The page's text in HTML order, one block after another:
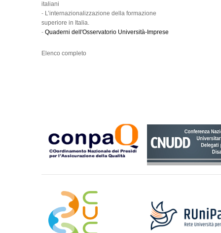
italiani
- L’internazionalizzazione della formazione
superiore in Italia.
- Quaderni dell'Osservatorio Università-Imprese
Elenco completo